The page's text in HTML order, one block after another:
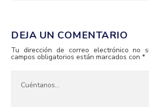
DEJA UN COMENTARIO
Tu dirección de correo electrónico no
campos obligatorios están marcados con*